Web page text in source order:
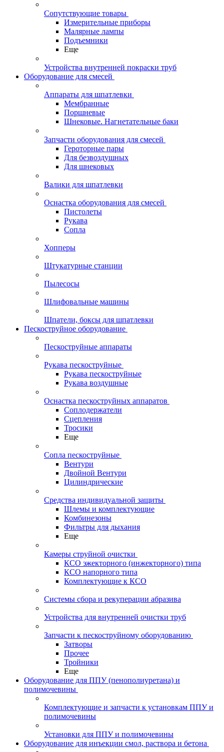
Сопутствующие товары
Измерительные приборы
Малярные лампы
Подъемники
Еще
Устройства внутренней покраски труб
Оборудование для смесей
Аппараты для шпатлевки
Мембранные
Поршневые
Шнековые. Нагнетательные баки
Запчасти оборудования для смесей
Героторные пары
Для безвоздушных
Для шнековых
Валики для шпатлевки
Оснастка оборудования для смесей
Пистолеты
Рукава
Сопла
Хопперы
Штукатурные станции
Пылесосы
Шлифовальные машины
Шпатели, боксы для шпатлевки
Пескоструйное оборудование
Пескоструйные аппараты
Рукава пескоструйные
Рукава пескоструйные
Рукава воздушные
Оснастка пескоструйных аппаратов
Соплодержатели
Сцепления
Тросики
Еще
Сопла пескоструйные
Вентури
Двойной Вентури
Цилиндрические
Средства индивидуальной защиты
Шлемы и комплектующие
Комбинезоны
Фильтры для дыхания
Еще
Камеры струйной очистки
КСО эжекторного (инжекторного) типа
КСО напорного типа
Комплектующие к КСО
Системы сбора и рекуперации абразива
Устройства для внутренней очистки труб
Запчасти к пескоструйному оборудованию
Затворы
Прочее
Тройники
Еще
Оборудование для ППУ (пенополиуретана) и
полимочевины
Комплектующие и запчасти к установкам ППУ и
полимочевины
Установки для ППУ и полимочевины
Оборудование для инъекции смол, раствора и бетона